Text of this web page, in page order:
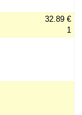
32.89 €
1